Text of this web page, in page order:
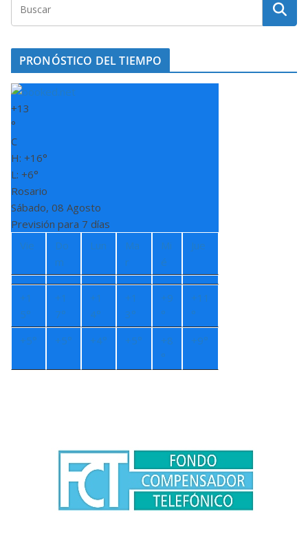
PRONÓSTICO DEL TIEMPO
+13
°
C
H: +16°
L: +6°
Rosario
Sábado, 08 Agosto
Previsión para 7 días
Vie
Do
m
Lun
Ma
r
Mi
é
Jue
+1
5°
+1
7°
+1
4°
+1
3°
+9
°
+11
°
+5° +5° +4° +5° +8
°
+9°